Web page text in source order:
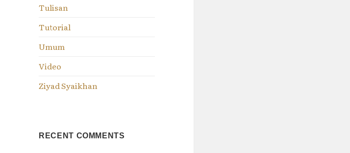
Tulisan
Tutorial
Umum
Video
Ziyad Syaikhan
RECENT COMMENTS